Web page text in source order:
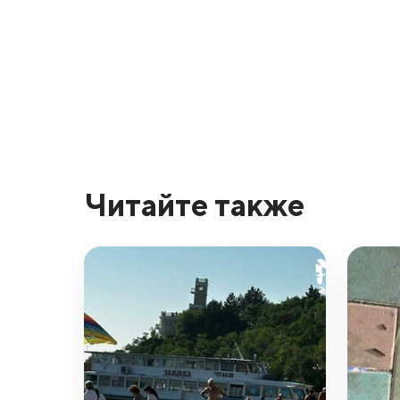
Читайте также